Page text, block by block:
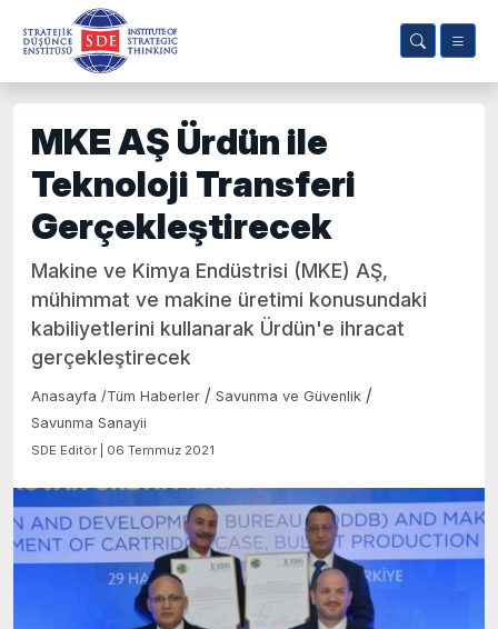
MKE AŞ Ürdün ile
Teknoloji Transferi
Gerçekleştirecek
Makine ve Kimya Endüstrisi (MKE) AŞ,
mühimmat ve makine üretimi konusundaki
kabiliyetlerini kullanarak Ürdün'e ihracat
gerçekleştirecek
Anasayfa /Tüm Haberler / Savunma ve Güvenlik /
Savunma Sanayii
SDE Editör | 06 Temmuz 2021